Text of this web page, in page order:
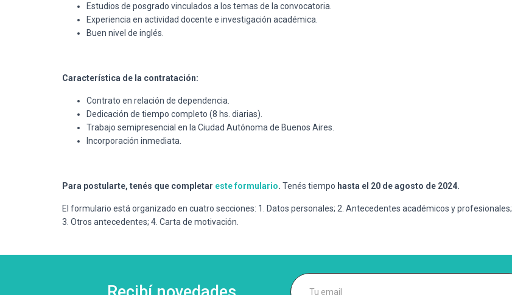
Estudios de posgrado vinculados a los temas de la convocatoria.
Experiencia en actividad docente e investigación académica.
Buen nivel de inglés.
Característica de la contratación:
Contrato en relación de dependencia.
Dedicación de tiempo completo (8 hs. diarias).
Trabajo semipresencial en la Ciudad Autónoma de Buenos Aires.
Incorporación inmediata.
Para postularte, tenés que completar este formulario. Tenés tiempo hasta el 20 de agosto de 2024.
El formulario está organizado en cuatro secciones: 1. Datos personales; 2. Antecedentes académicos y profesionales;
3. Otros antecedentes; 4. Carta de motivación.